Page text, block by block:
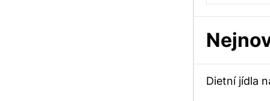
Dietní jídla